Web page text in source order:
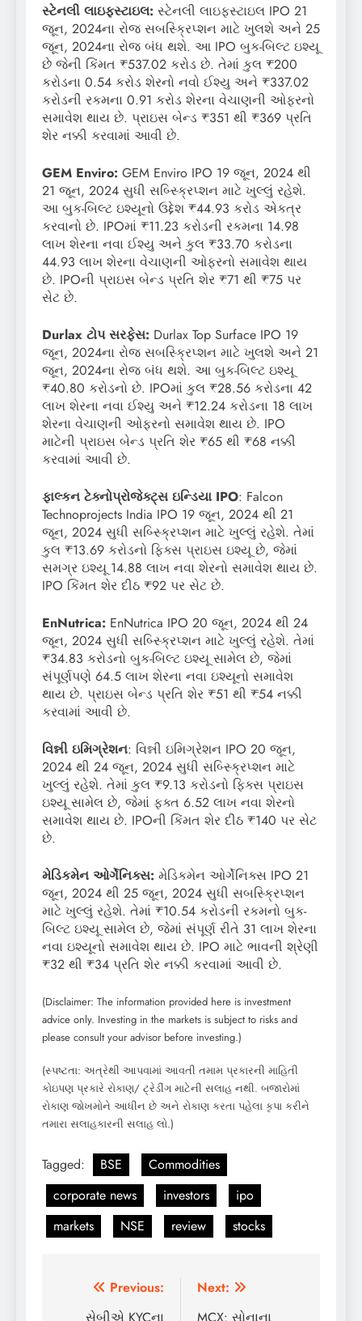
સ્ટેનલી લાઇફસ્ટાઇલ: સ્ટેનલી લાઇફસ્ટાઇલ IPO 21
જૂન, 2024ના રોજ સબસ્ક્રિપ્શન માટે ખુલશે અને 25
જૂન, 2024ના રોજ બંધ થશે. આ IPO બુક-બિલ્ટ ઇશ્યૂ
છે જેની કિંમત ₹537.02 કરોડ છે. તેમાં કુલ ₹200
કરોડના 0.54 કરોડ શેરનો નવો ઈશ્યુ અને ₹337.02
કરોડની રકમના 0.91 કરોડ શેરના વેચાણની ઓફરનો
સમાવેશ થાય છે. પ્રાઇસ બેન્ડ ₹351 થી ₹369 પ્રતિ
શેર નક્કી કરવામાં આવી છે.
GEM Enviro: GEM Enviro IPO 19 જૂન, 2024 થી
21 જૂન, 2024 સુધી સબ્સ્ક્રિપ્શન માટે ખુલ્લું રહેશે.
આ બુક-બિલ્ટ ઇશ્યૂનો ઉદ્દેશ ₹44.93 કરોડ એકત્ર
કરવાનો છે. IPOમાં ₹11.23 કરોડની રકમના 14.98
લાખ શેરના નવા ઈશ્યુ અને કુલ ₹33.70 કરોડના
44.93 લાખ શેરના વેચાણની ઓફરનો સમાવેશ થાય
છે. IPOની પ્રાઇસ બેન્ડ પ્રતિ શેર ₹71 થી ₹75 પર
સેટ છે.
Durlax ટોપ સરફેસ: Durlax Top Surface IPO 19
જૂન, 2024ના રોજ સબસ્ક્રિપ્શન માટે ખુલશે અને 21
જૂન, 2024ના રોજ બંધ થશે. આ બુક-બિલ્ટ ઇશ્યૂ
₹40.80 કરોડનો છે. IPOમાં કુલ ₹28.56 કરોડના 42
લાખ શેરના નવા ઈશ્યુ અને ₹12.24 કરોડના 18 લાખ
શેરના વેચાણની ઓફરનો સમાવેશ થાય છે. IPO
માટેની પ્રાઇસ બેન્ડ પ્રતિ શેર ₹65 થી ₹68 નક્કી
કરવામાં આવી છે.
ફાલ્કન ટેક્નોપ્રોજેક્ટ્સ ઇન્ડિયા IPO: Falcon
Technoprojects India IPO 19 જૂન, 2024 થી 21
જૂન, 2024 સુધી સબ્સ્ક્રિપ્શન માટે ખુલ્લું રહેશે. તેમાં
કુલ ₹13.69 કરોડનો ફિક્સ પ્રાઇસ ઇશ્યૂ છે, જેમાં
સમગ્ર ઇશ્યૂ 14.88 લાખ નવા શેરનો સમાવેશ થાય છે.
IPO કિંમત શેર દીઠ ₹92 પર સેટ છે.
EnNutrica: EnNutrica IPO 20 જૂન, 2024 થી 24
જૂન, 2024 સુધી સબ્સ્ક્રિપ્શન માટે ખુલ્લું રહેશે. તેમાં
₹34.83 કરોડનો બુક-બિલ્ટ ઇશ્યૂ સામેલ છે, જેમાં
સંપૂર્ણપણે 64.5 લાખ શેરના નવા ઇશ્યૂનો સમાવેશ
થાય છે. પ્રાઇસ બેન્ડ પ્રતિ શેર ₹51 થી ₹54 નક્કી
કરવામાં આવી છે.
વિન્ની ઇમિગ્રેશન: વિન્ની ઇમિગ્રેશન IPO 20 જૂન,
2024 થી 24 જૂન, 2024 સુધી સબ્સ્ક્રિપ્શન માટે
ખુલ્લું રહેશે. તેમાં કુલ ₹9.13 કરોડનો ફિક્સ પ્રાઇસ
ઇશ્યૂ સામેલ છે, જેમાં ફક્ત 6.52 લાખ નવા શેરનો
સમાવેશ થાય છે. IPOની કિંમત શેર દીઠ ₹140 પર સેટ
છે.
મેડિકમેન ઓર્ગેનિક્સ: મેડિકમેન ઓર્ગેનિક્સ IPO 21
જૂન, 2024 થી 25 જૂન, 2024 સુધી સબસ્ક્રિપ્શન
માટે ખુલ્લું રહેશે. તેમાં ₹10.54 કરોડની રકમનો બુક-
બિલ્ટ ઇશ્યૂ સામેલ છે, જેમાં સંપૂર્ણ રીતે 31 લાખ શેરના
નવા ઇશ્યૂનો સમાવેશ થાય છે. IPO માટે ભાવની શ્રેણી
₹32 થી ₹34 પ્રતિ શેર નક્કી કરવામાં આવી છે.
(Disclaimer: The information provided here is investment
advice only. Investing in the markets is subject to risks and
please consult your advisor before investing.)
(સ્પષ્ટતા: અત્રેથી આપવામાં આવતી તમામ પ્રકારની માહિતી
કોઇપણ પ્રકારે રોકાણ/ ટ્રેડીંગ માટેની સલાહ નથી. બજારોમાં
રોકાણ જોખમોને આધીન છે અને રોકાણ કરતા પહેલા કૃપા કરીને
તમારા સલાહકારની સલાહ લો.)
Tagged: BSE
Commodities
corporate news
investors
ipo
markets
NSE review stocks
Post
Previous:
સેબીએ KYCના
Next:
MCX: સોનાના